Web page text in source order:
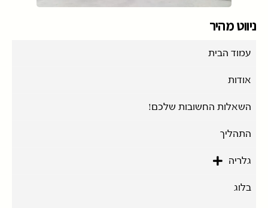
ניווט מהיר
עמוד הבית
אודות
השאלות החשובות שלכם!
התהליך
גלריה
בלוג